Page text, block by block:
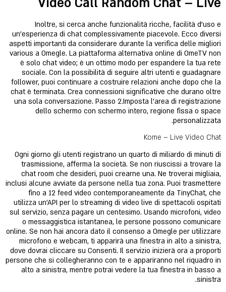
Video Call Random Chat – Live
Inoltre, si cerca anche funzionalità ricche, facilità d’uso e
un’esperienza di chat complessivamente piacevole. Ecco diversi
aspetti importanti da considerare durante la verifica delle migliori
various a Omegle. La piattaforma alternativa online di OmeTV non
è solo chat video; è un ottimo modo per espandere la tua rete
sociale. Con la possibilità di seguire altri utenti e guadagnare
follower, puoi continuare a costruire relazioni anche dopo che la
chat è terminata. Crea connessioni significative che durano oltre
una sola conversazione. Passo 2.Imposta l'area di registrazione
dello schermo con schermo intero, regione fissa o space
personalizzata.
Kome – Live Video Chat
Ogni giorno gli utenti registrano un quarto di miliardo di minuti di
trasmissione, afferma la società. Se non riuscissi a trovare la
chat room che desideri, puoi crearne una. Ne troverai migliaia,
inclusi alcune avviate da persone nella tua zona. Puoi trasmettere
fino a 12 feed video contemporaneamente da TinyChat, che
utilizza un'API per lo streaming di video live di spettacoli ospitati
sul servizio, senza pagare un centesimo. Usando microfoni, video
o messaggistica istantanea, le persone possono comunicare
online. Se non hai ancora dato il consenso a Omegle per utilizzare
microfono e webcam, ti apparirà una finestra in alto a sinistra,
dove dovrai cliccare su Consenti. Il servizio inizierà ora a proporti
persone che si collegheranno con te e appariranno nel riquadro in
alto a sinistra, mentre potrai vedere la tua finestra in basso a
sinistra.